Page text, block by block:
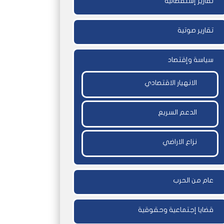
تقارير صوتية
سياسة وإقتصاد
الانهيار الاقتصادي
الدعم السريع
نزاع الاراضي
عام من الحرب
قضايا إجتماعية وحقوقية